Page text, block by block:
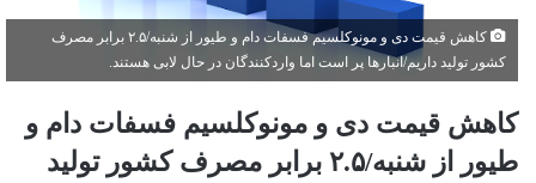
کاهش قیمت دی و مونوکلسیم فسفات دام و طیور از شنبه/۲.۵ برابر مصرف
کشور تولید داریم/انبارها پر است اما واردکنندگان در حال لابی هستند.
کاهش قیمت دی و مونوکلسیم فسفات دام و
طیور از شنبه/۲.۵ برابر مصرف کشور تولید